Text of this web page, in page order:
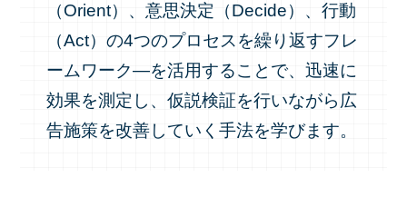
（Orient）、意思決定（Decide）、行動
（Act）の4つのプロセスを繰り返すフレ
ームワーク—を活用することで、迅速に
効果を測定し、仮説検証を行いながら広
告施策を改善していく手法を学びます。